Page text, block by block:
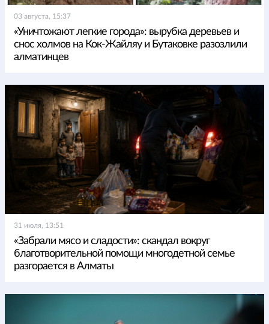
03 августа, 15:37
«Уничтожают легкие города»: вырубка деревьев и
снос холмов на Кок-Жайляу и Бутаковке разозлили
алматинцев
31 июля, 13:51
«Забрали мясо и сладости»: скандал вокруг
благотворительной помощи многодетной семье
разгорается в Алматы